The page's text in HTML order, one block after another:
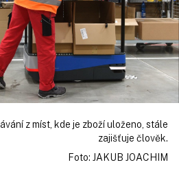
z míst, kde je zboží uloženo, stále
zajišťuje člověk.
Foto: JAKUB JOACHIM